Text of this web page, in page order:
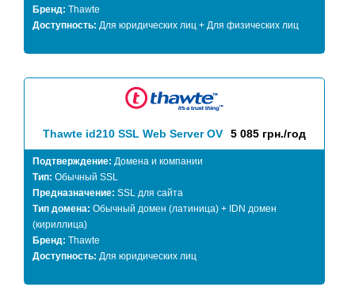
Бренд: Thawte
Доступность: Для юридических лиц + Для физических лиц
Thawte id210 SSL Web Server OV 5 085 грн./год
Подтверждение: Домена и компании
Тип: Обычный SSL
Предназначение: SSL для сайта
Тип домена: Обычный домен (латиница) + IDN домен
(кириллица)
Бренд: Thawte
Доступность: Для юридических лиц